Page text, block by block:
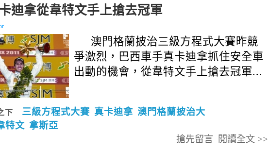
迪拿從韋特文手上搶去冠軍
澳門格蘭披治三級方程式大賽昨競
爭激烈，巴西車手真卡迪拿抓住安全車
出動的機會，從韋特文手上搶去冠軍...
下 三級方程式大賽 真卡迪拿 澳門格蘭披治大
特文 拿斯亞
閱讀全文 >>
搶先留言